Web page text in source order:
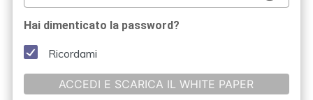
Hai dimenticato la password?
Ricordami
ACCEDI E SCARICA IL WHITE PAPER